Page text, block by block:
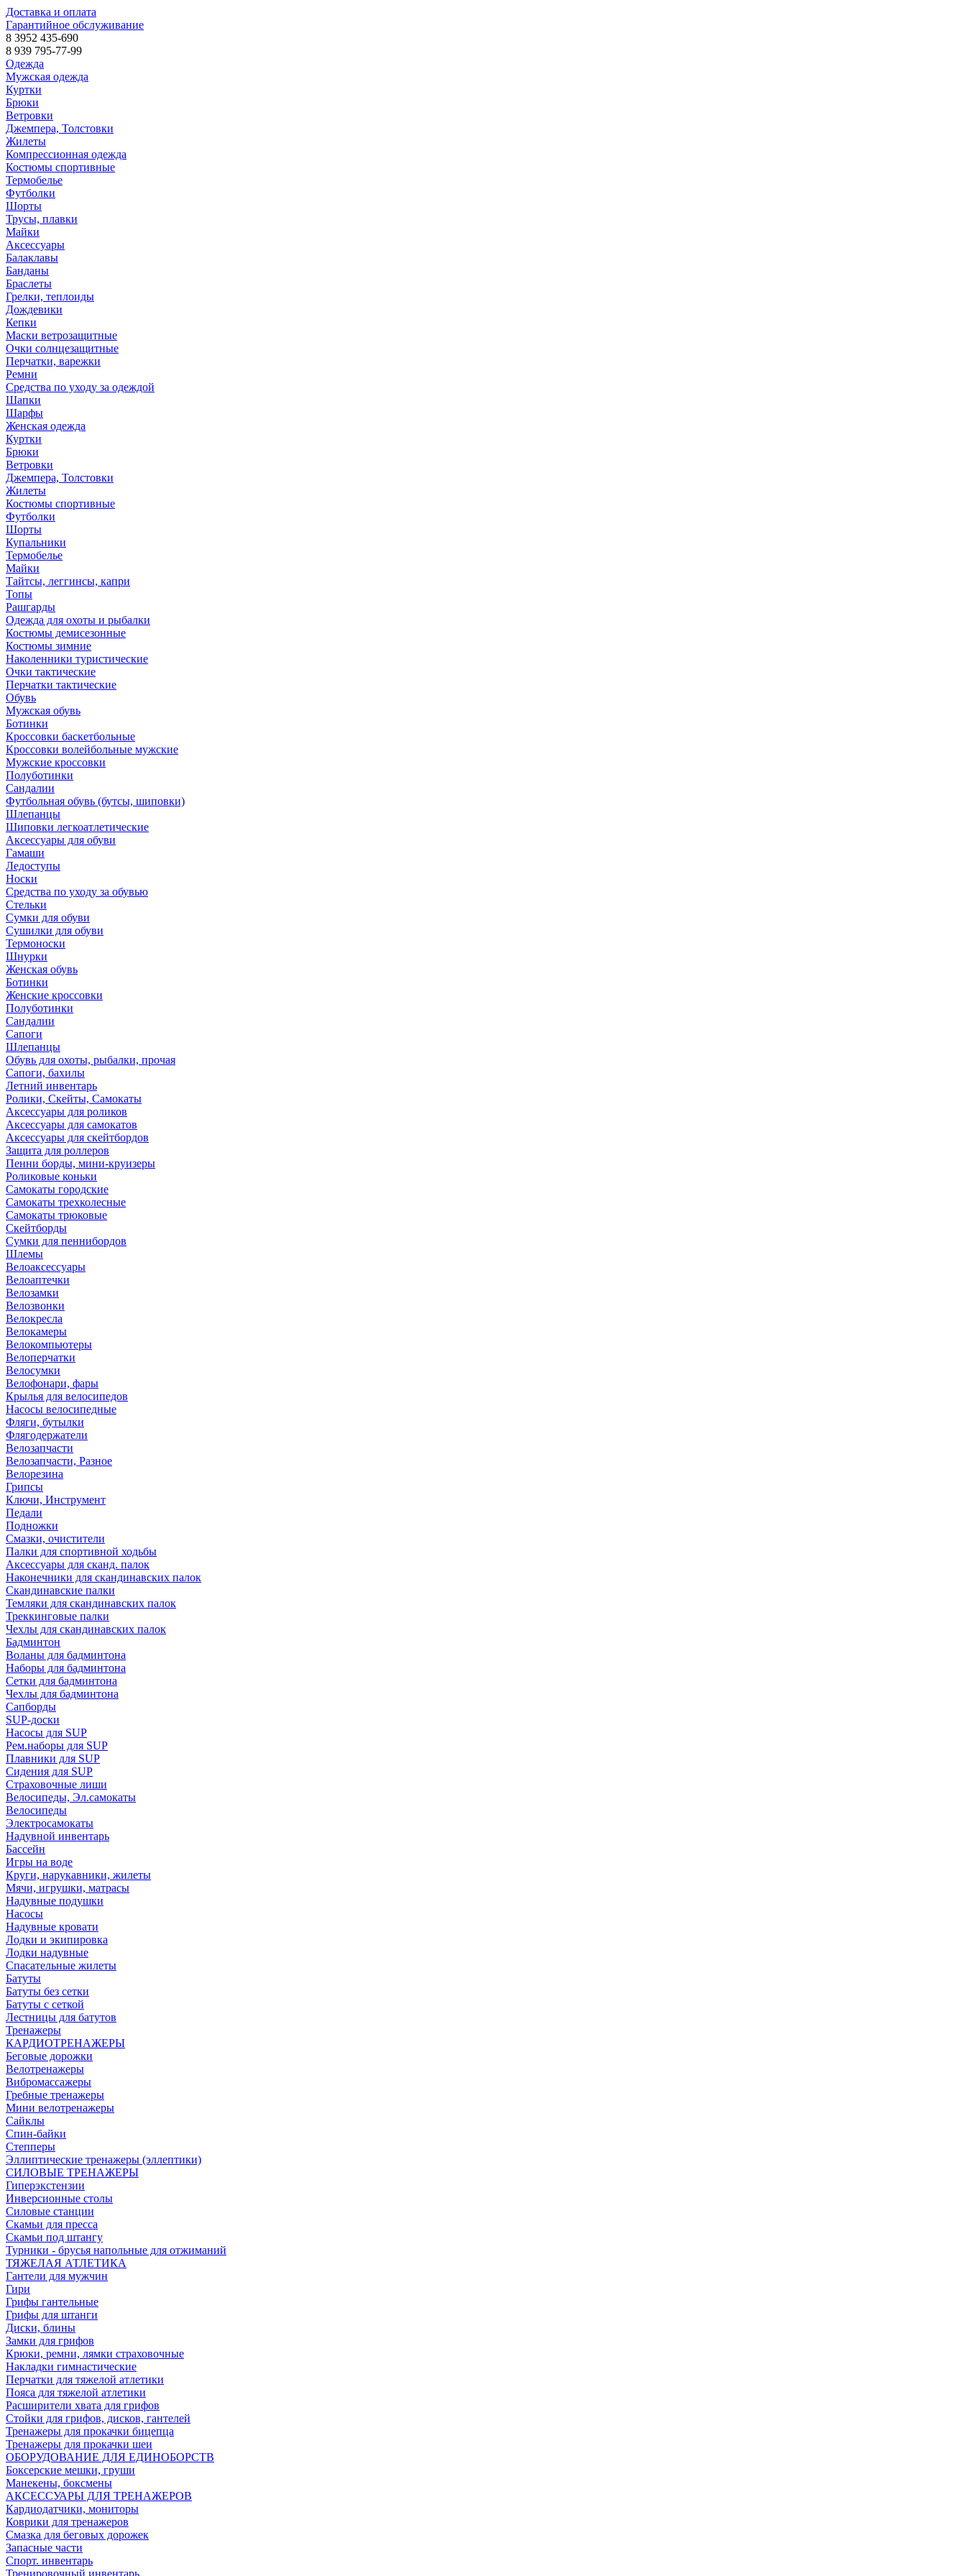
Доставка и оплата
Гарантийное обслуживание
8 3952 435-690
8 939 795-77-99
Одежда
Мужская одежда
Куртки
Брюки
Ветровки
Джемпера, Толстовки
Жилеты
Компрессионная одежда
Костюмы спортивные
Термобелье
Футболки
Шорты
Трусы, плавки
Майки
Аксессуары
Балаклавы
Банданы
Браслеты
Грелки, теплоиды
Дождевики
Кепки
Маски ветрозащитные
Очки солнцезащитные
Перчатки, варежки
Ремни
Средства по уходу за одеждой
Шапки
Шарфы
Женская одежда
Куртки
Брюки
Ветровки
Джемпера, Толстовки
Жилеты
Костюмы спортивные
Футболки
Шорты
Купальники
Термобелье
Майки
Тайтсы, леггинсы, капри
Топы
Рашгарды
Одежда для охоты и рыбалки
Костюмы демисезонные
Костюмы зимние
Наколенники туристические
Очки тактические
Перчатки тактические
Обувь
Мужская обувь
Ботинки
Кроссовки баскетбольные
Кроссовки волейбольные мужские
Мужские кроссовки
Полуботинки
Сандалии
Футбольная обувь (бутсы, шиповки)
Шлепанцы
Шиповки легкоатлетические
Аксессуары для обуви
Гамаши
Ледоступы
Носки
Средства по уходу за обувью
Стельки
Сумки для обуви
Сушилки для обуви
Термоноски
Шнурки
Женская обувь
Ботинки
Женские кроссовки
Полуботинки
Сандалии
Сапоги
Шлепанцы
Обувь для охоты, рыбалки, прочая
Сапоги, бахилы
Летний инвентарь
Ролики, Скейты, Самокаты
Аксессуары для роликов
Аксессуары для самокатов
Аксессуары для скейтбордов
Защита для роллеров
Пенни борды, мини-круизеры
Роликовые коньки
Самокаты городские
Самокаты трехколесные
Самокаты трюковые
Скейтборды
Сумки для пеннибордов
Шлемы
Велоаксессуары
Велоаптечки
Велозамки
Велозвонки
Велокресла
Велокамеры
Велокомпьютеры
Велоперчатки
Велосумки
Велофонари, фары
Крылья для велосипедов
Насосы велосипедные
Фляги, бутылки
Флягодержатели
Велозапчасти
Велозапчасти, Разное
Велорезина
Грипсы
Ключи, Инструмент
Педали
Подножки
Смазки, очистители
Палки для спортивной ходьбы
Аксессуары для сканд. палок
Наконечники для скандинавских палок
Скандинавские палки
Темляки для скандинавских палок
Треккинговые палки
Чехлы для скандинавских палок
Бадминтон
Воланы для бадминтона
Наборы для бадминтона
Сетки для бадминтона
Чехлы для бадминтона
Сапборды
SUP-доски
Насосы для SUP
Рем.наборы для SUP
Плавники для SUP
Сидения для SUP
Страховочные лиши
Велосипеды, Эл.самокаты
Велосипеды
Электросамокаты
Надувной инвентарь
Бассейн
Игры на воде
Круги, нарукавники, жилеты
Мячи, игрушки, матрасы
Надувные подушки
Насосы
Надувные кровати
Лодки и экипировка
Лодки надувные
Спасательные жилеты
Батуты
Батуты без сетки
Батуты с сеткой
Лестницы для батутов
Тренажеры
КАРДИОТРЕНАЖЕРЫ
Беговые дорожки
Велотренажеры
Вибромассажеры
Гребные тренажеры
Мини велотренажеры
Сайклы
Спин-байки
Степперы
Эллиптические тренажеры (эллептики)
СИЛОВЫЕ ТРЕНАЖЕРЫ
Гиперэкстензии
Инверсионные столы
Силовые станции
Скамьи для пресса
Скамьи под штангу
Турники - брусья напольные для отжиманий
ТЯЖЕЛАЯ АТЛЕТИКА
Гантели для мужчин
Гири
Грифы гантельные
Грифы для штанги
Диски, блины
Замки для грифов
Крюки, ремни, лямки страховочные
Накладки гимнастические
Перчатки для тяжелой атлетики
Пояса для тяжелой атлетики
Расширители хвата для грифов
Стойки для грифов, дисков, гантелей
Тренажеры для прокачки бицепца
Тренажеры для прокачки шеи
ОБОРУДОВАНИЕ ДЛЯ ЕДИНОБОРСТВ
Боксерские мешки, груши
Манекены, боксмены
АКСЕССУАРЫ ДЛЯ ТРЕНАЖЕРОВ
Кардиодатчики, мониторы
Коврики для тренажеров
Смазка для беговых дорожек
Запасные части
Спорт. инвентарь
Тренировочный инвентарь